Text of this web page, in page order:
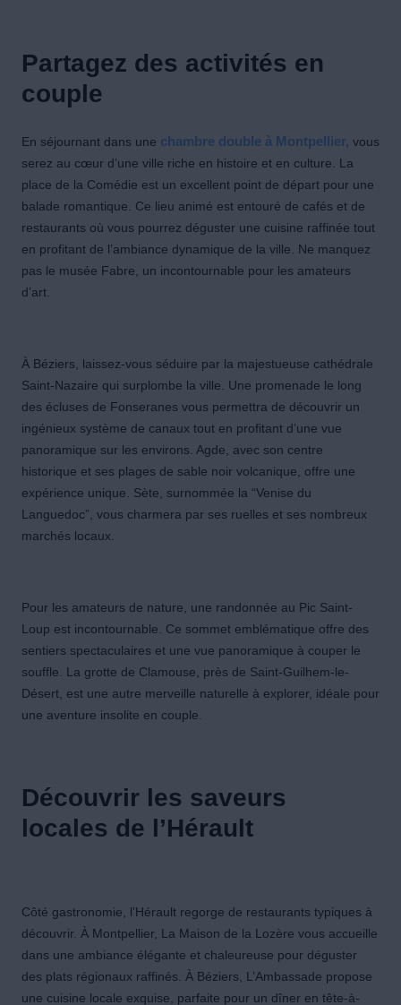
Partagez des activités en
couple
En séjournant dans une chambre double à Montpellier, vous
serez au cœur d’une ville riche en histoire et en culture. La
place de la Comédie est un excellent point de départ pour une
balade romantique. Ce lieu animé est entouré de cafés et de
restaurants où vous pourrez déguster une cuisine raffinée tout
en profitant de l’ambiance dynamique de la ville. Ne manquez
pas le musée Fabre, un incontournable pour les amateurs
d’art.
À Béziers, laissez-vous séduire par la majestueuse cathédrale
Saint-Nazaire qui surplombe la ville. Une promenade le long
des écluses de Fonseranes vous permettra de découvrir un
ingénieux système de canaux tout en profitant d’une vue
panoramique sur les environs. Agde, avec son centre
historique et ses plages de sable noir volcanique, offre une
expérience unique. Sète, surnommée la “Venise du
Languedoc”, vous charmera par ses ruelles et ses nombreux
marchés locaux.
Pour les amateurs de nature, une randonnée au Pic Saint-
Loup est incontournable. Ce sommet emblématique offre des
sentiers spectaculaires et une vue panoramique à couper le
souffle. La grotte de Clamouse, près de Saint-Guilhem-le-
Désert, est une autre merveille naturelle à explorer, idéale pour
une aventure insolite en couple.
Découvrir les saveurs
locales de l’Hérault
Côté gastronomie, l’Hérault regorge de restaurants typiques à
découvrir. À Montpellier, La Maison de la Lozère vous accueille
dans une ambiance élégante et chaleureuse pour déguster
des plats régionaux raffinés. À Béziers, L’Ambassade propose
une cuisine locale exquise, parfaite pour un dîner en tête-à-